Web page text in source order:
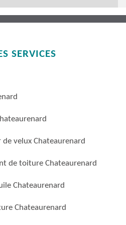
SERVICES
velux Chateaurenard
de toiture Chateaurenard
Chateaurenard
Chateaurenard